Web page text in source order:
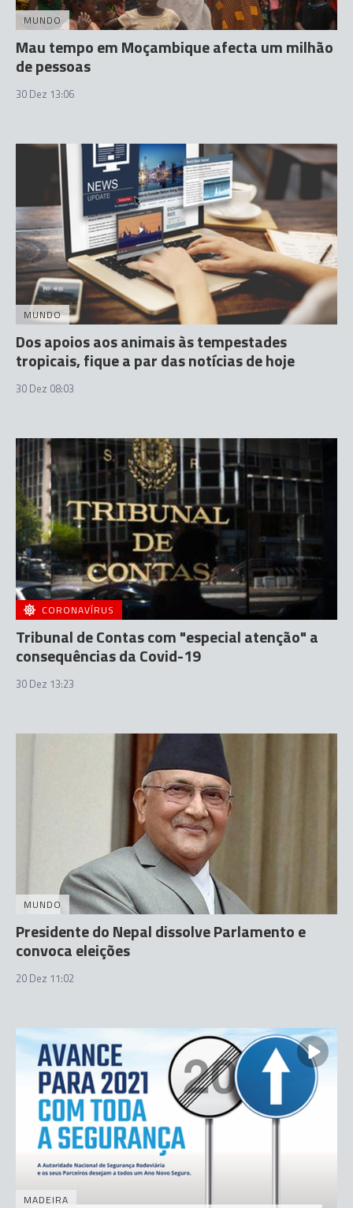
MUNDO
Mau tempo em Moçambique afecta um milhão
de pessoas
30 Dez 13:06
MUNDO
Dos apoios aos animais às tempestades
tropicais, fique a par das notícias de hoje
30 Dez 08:03
CORONAVÍRUS
Tribunal de Contas com "especial atenção" a
consequências da Covid-19
30 Dez 13:23
MUNDO
Presidente do Nepal dissolve Parlamento e
convoca eleições
20 Dez 11:02
MADEIRA